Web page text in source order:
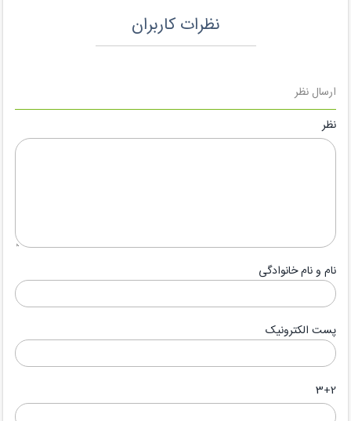
نظرات کاربران
ارسال نظر
نظر
نام و نام خانوادگی
پست الکترونیک
3+2